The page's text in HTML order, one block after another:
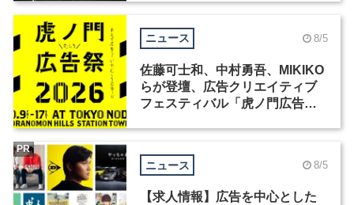
ニュース 8/5
佐藤可士和、中村勇吾、MIKIKO
らが登壇、広告クリエイティブ
フェスティバル「虎ノ門広告
ニュース 8/5
【求人情報】広告を中心とした
PR